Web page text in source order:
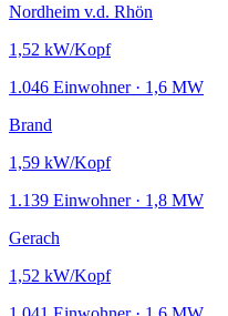
Nordheim v.d. Rhön
1,52 kW/Kopf
1.046 Einwohner · 1,6 MW
Brand
1,59 kW/Kopf
1.139 Einwohner · 1,8 MW
Gerach
1,52 kW/Kopf